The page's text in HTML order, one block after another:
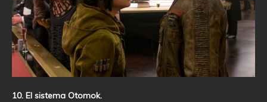
10. El sistema Otomok.